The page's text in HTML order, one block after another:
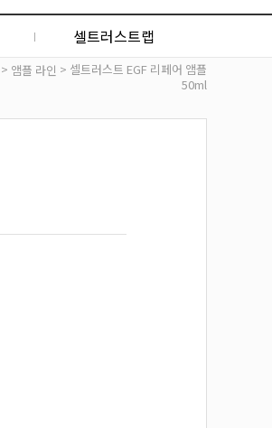
셀트러스트랩
> 앰플 라인 > 셀트러스트 EGF 리페어 앰플
50ml